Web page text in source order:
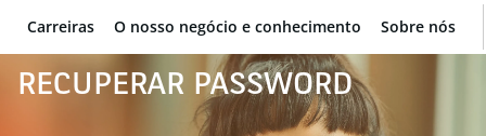
BNP Paribas
Carreiras O nosso negócio e conhecimento Sobre nós
RECUPERAR PASSWORD